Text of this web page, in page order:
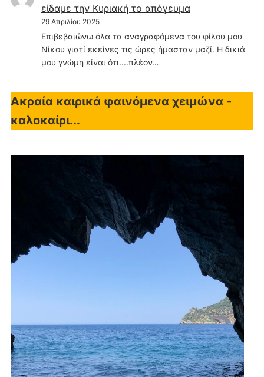
είδαμε την Κυριακή το απόγευμα
29 Απριλίου 2025
Επιβεβαιώνω όλα τα αναγραφόμενα του φίλου μου
Νίκου γιατί εκείνες τις ώρες ήμασταν μαζί. Η δικιά
μου γνώμη είναι ότι....πλέον…
Ακραία καιρικά φαινόμενα χειμώνα -
καλοκαίρι...